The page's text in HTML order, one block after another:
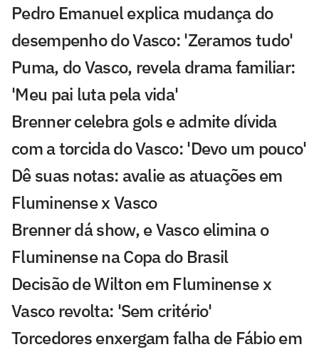
Pedro Emanuel explica mudança do
desempenho do Vasco: 'Zeramos tudo'
Puma, do Vasco, revela drama familiar:
'Meu pai luta pela vida'
Brenner celebra gols e admite dívida
com a torcida do Vasco: 'Devo um pouco'
Dê suas notas: avalie as atuações em
Fluminense x Vasco
Brenner dá show, e Vasco elimina o
Fluminense na Copa do Brasil
Decisão de Wilton em Fluminense x
Vasco revolta: 'Sem critério'
Torcedores enxergam falha de Fábio em